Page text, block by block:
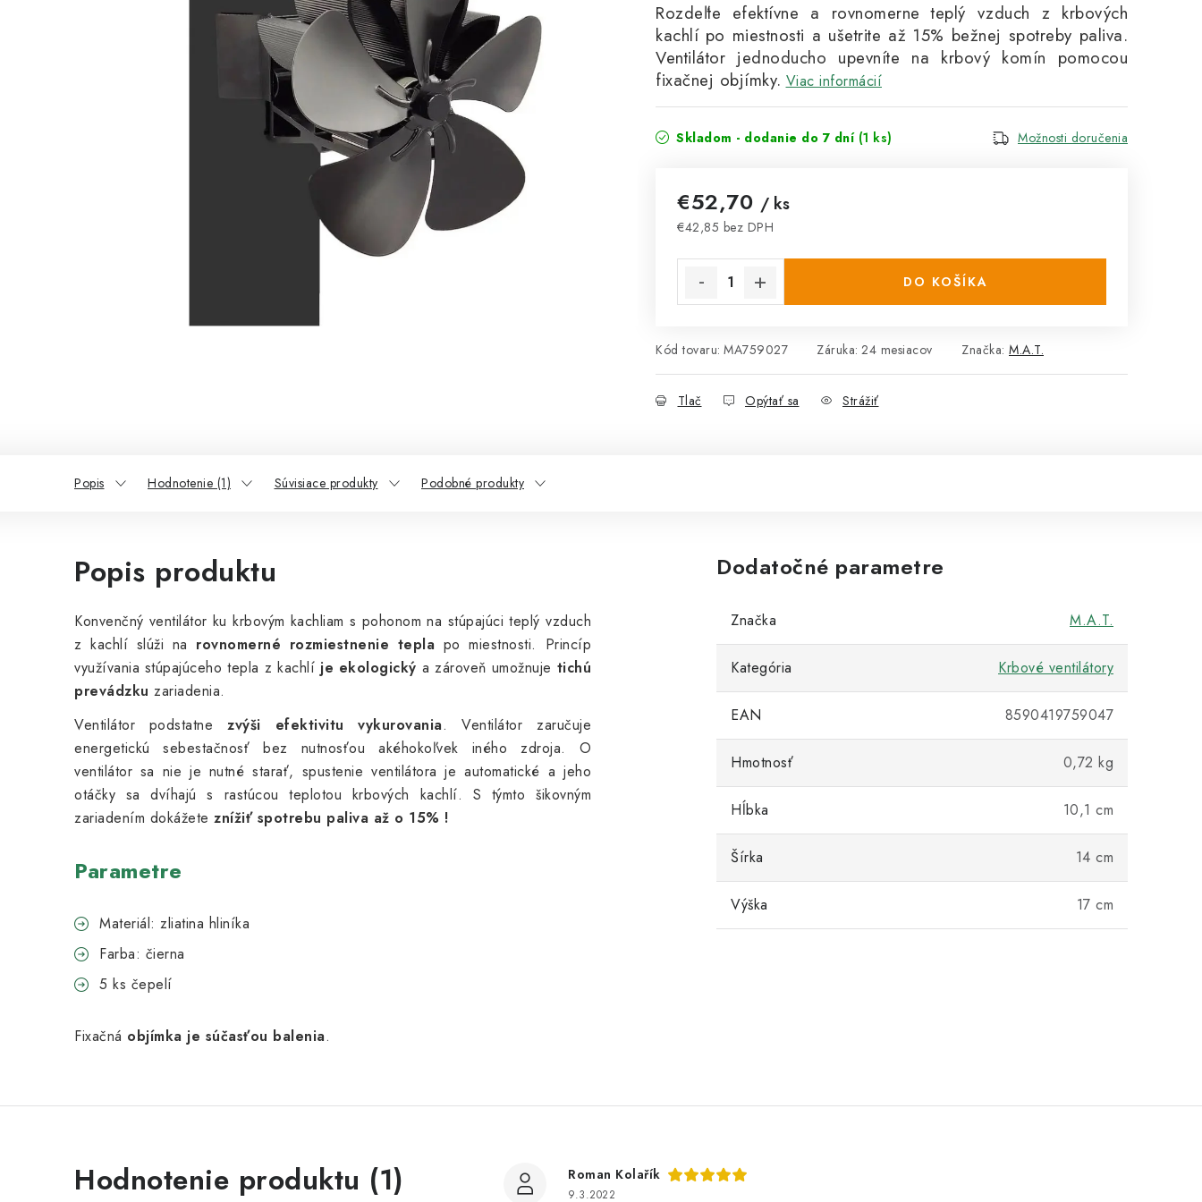
Rozdeľte efektívne a rovnomerne teplý vzduch z krbových
kachlí po miestnosti a ušetrite až 15% bežnej spotreby paliva.
Ventilátor jednoducho upevníte na krbový komín pomocou
fixačnej objímky. Viac informácií
Skladom - dodanie do 7 dní (1 ks) Možnosti doručenia
€52,70 / ks
€42,85 bez DPH
DO KOŠÍKA
Kód tovaru: MA759027 Záruka: 24 mesiacov Značka: M.A.T.
Tlač Opýtať sa Strážiť
Popis Hodnotenie (1) Súvisiace produkty Podobné produkty
Popis produktu
Konvenčný ventilátor ku krbovým kachliam s pohonom na stúpajúci teplý vzduch
z kachlí slúži na rovnomerné rozmiestnenie tepla po miestnosti. Princíp
využívania stúpajúceho tepla z kachlí je ekologický a zároveň umožnuje tichú
prevádzku zariadenia.
Ventilátor podstatnezvýši efektivitu vykurovania. Ventilátor zaručuje
energetickú sebestačnosť bez nutnosťou akéhokoľvek iného zdroja. O
ventilátor sa nie je nutné starať, spustenie ventilátora je automatické a jeho
otáčky sa dvíhajú s rastúcou teplotou krbových kachlí. S týmto šikovným
zariadením dokážete znížiť spotrebu paliva až o 15% !
Parametre
Materiál: zliatina hliníka
Farba: čierna
5 ks čepelí
Fixačná objímka je súčasťou balenia.
Dodatočné parametre
Značka M.A.T.
Kategória Krbové ventilátory
EAN 8590419759047
Hmotnosť 0,72 kg
Hĺbka 10,1 cm
Šírka 14 cm
Výška 17 cm
Hodnotenie produktu (1)
V
Roman Kolařík
9.3.2022